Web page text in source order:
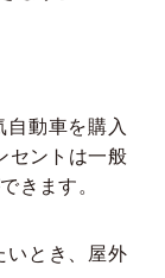
自動車を購入
セントは一般
きます。
いとき、屋外